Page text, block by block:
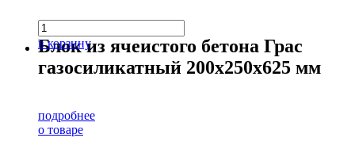
в корзину
Блок из ячеистого бетона Грас
газосиликатный 200х250х625 мм
подробнее
о товаре